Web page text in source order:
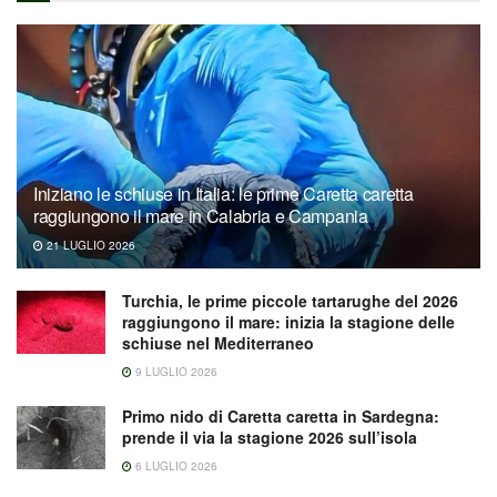
Iniziano le schiuse in Italia: le prime Caretta caretta
raggiungono il mare in Calabria e Campania
21 LUGLIO 2026
Turchia, le prime piccole tartarughe del 2026
raggiungono il mare: inizia la stagione delle
schiuse nel Mediterraneo
9 LUGLIO 2026
Primo nido di Caretta caretta in Sardegna:
prende il via la stagione 2026 sull’isola
6 LUGLIO 2026